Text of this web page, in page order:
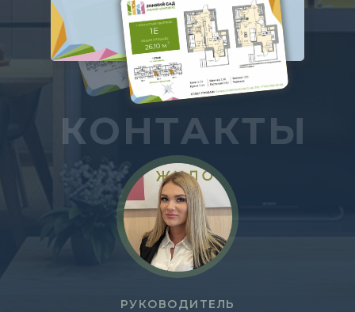
КОНТАКТЫ
РУКОВОДИТЕЛЬ